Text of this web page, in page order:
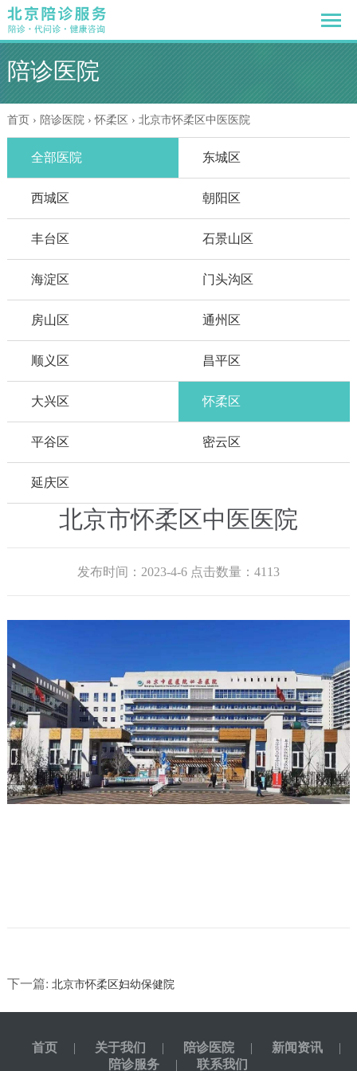
陪诊医院
首页 › 陪诊医院› 怀柔区 › 北京市怀柔区中医医院
全部医院 东城区
西城区 朝阳区
丰台区 石景山区
海淀区 门头沟区
房山区 通州区
顺义区 昌平区
大兴区 怀柔区
平谷区 密云区
延庆区
北京市怀柔区中医医院
发布时间：2023-4-6 点击数量：4113
下一篇: 北京市怀柔区妇幼保健院
首页 | 关于我们 | 陪诊医院 | 新闻资讯
|
陪诊服务
| 联系我们